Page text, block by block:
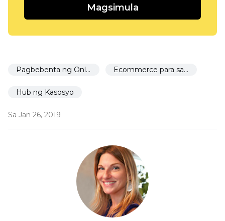
Magsimula
Pagbebenta ng Online Ecommerce para sa mga restaurant
Hub ng Kasosyo
Sa Jan 26, 2019